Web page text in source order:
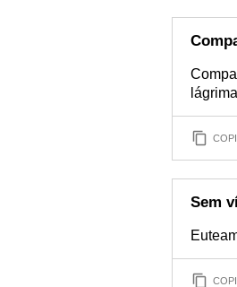
Sem